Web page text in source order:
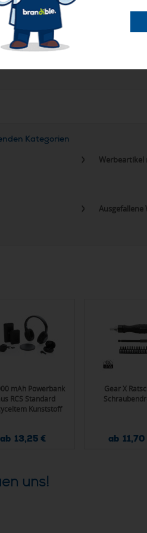
kann es zu Abweichungen bei
ohne Werbeanbringungskosten.
Kategorien
Werbeartikel
Ausgefallene
mAh Powerbank
RCS Standard
Kunststoff
ab 13,25 €
Gear X
ab 11,70
uns!